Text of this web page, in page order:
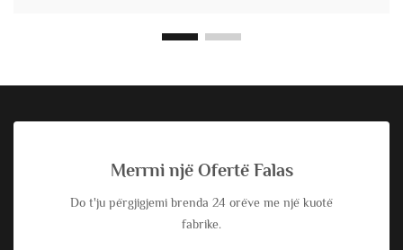
Merrni një Ofertë Falas
Do t'ju përgjigjemi brenda 24 orëve me një kuotë
fabrike.